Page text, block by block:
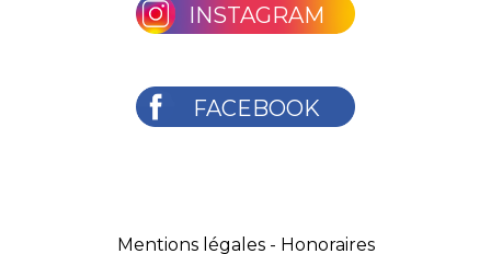
INSTAGRAM
FACEBOOK
Mentions légales- Honoraires